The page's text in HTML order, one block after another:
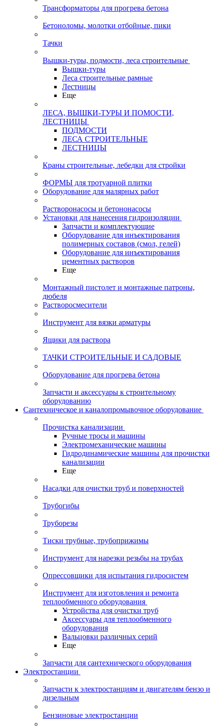
Трансформаторы для прогрева бетона
Бетоноломы, молотки отбойные, пики
Тачки
Вышки-туры, подмости, леса строительные
Вышки-туры
Леса строительные рамные
Лестницы
Еще
ЛЕСА, ВЫШКИ-ТУРЫ И ПОМОСТИ,
ЛЕСТНИЦЫ
ПОДМОСТИ
ЛЕСА СТРОИТЕЛЬНЫЕ
ЛЕСТНИЦЫ
Краны строительные, лебедки для стройки
ФОРМЫ для тротуарной плитки
Оборудование для малярных работ
Растворонасосы и бетононасосы
Установки для нанесения гидроизоляции
Запчасти и комплектующие
Оборудование для инъектирования
полимерных составов (смол, гелей)
Оборудование для инъектирования
цементных растворов
Еще
Монтажный пистолет и монтажные патроны,
дюбеля
Растворосмесители
Инструмент для вязки арматуры
Ящики для раствора
ТАЧКИ СТРОИТЕЛЬНЫЕ И САДОВЫЕ
Оборудование для прогрева бетона
Запчасти и аксессуары к строительному
оборудованию
Сантехническое и каналопромывочное оборудование
Прочистка канализации
Ручные тросы и машины
Электромеханические машины
Гидродинамические машины для прочистки
канализации
Еще
Насадки для очистки труб и поверхностей
Трубогибы
Труборезы
Тиски трубные, трубоприжимы
Инструмент для нарезки резьбы на трубах
Опрессовщики для испытания гидросистем
Инструмент для изготовления и ремонта
теплообменного оборудования
Устройства для очистки труб
Аксессуары для теплообменного
оборудования
Вальцовки различных серий
Еще
Запчасти для сантехнического оборудования
Электростанции
Запчасти к электростанциям и двигателям бензо и
дизельным
Бензиновые электростанции